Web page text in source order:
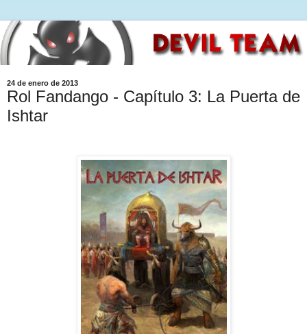
24 de enero de 2013
Rol Fandango - Capítulo 3: La Puerta de
Ishtar